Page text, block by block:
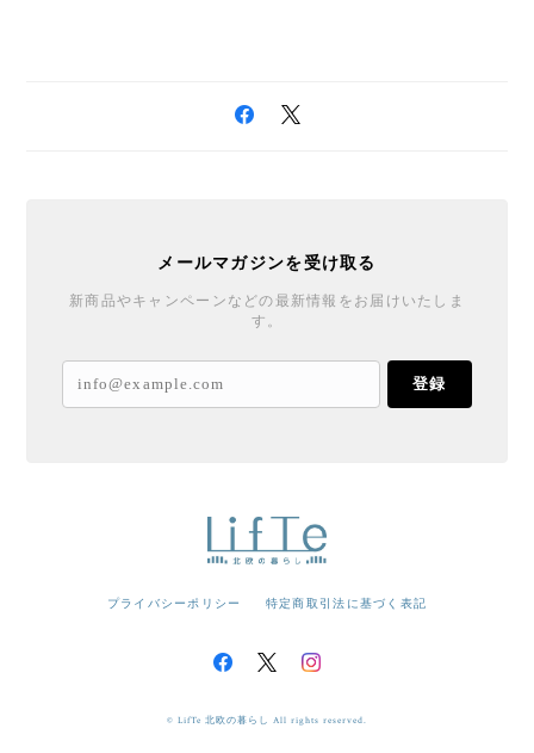
メールマガジンを受け取る
新商品やキャンペーンなどの最新情報をお届けいたしま
す。
登録
プライバシーポリシー 特定商取引法に基づく表記
© LifTe 北欧の暮らし All rights reserved.